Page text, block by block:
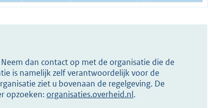
dan contact op met de organisatie die de
is namelijk zelf verantwoordelijk voor de
ziet u bovenaan de regelgeving. De
opzoeken: organisaties.overheid.nl.